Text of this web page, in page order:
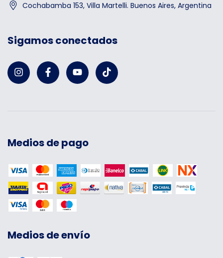
Cochabamba 153, Villa Martelli. Buenos Aires, Argentina
Sigamos conectados
Medios de pago
Medios de envío